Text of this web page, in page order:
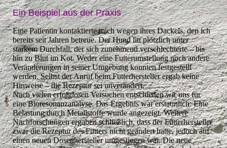
Ein Beispiel aus der Praxis
Eine Patientin kontaktierte mich wegen ihres Dackels, den ich
bereits seit Jahren betreue. Der Hund litt plötzlich unter
starkem Durchfall, der sich zunehmend verschlechterte – bis
hin zu Blut im Kot. Weder eine Futterumstellung noch andere
Veränderungen in seiner Umgebung konnten festgestellt
werden. Selbst der Anruf beim Futterhersteller ergab keine
Hinweise – die Rezeptur sei unverändert.
Nach vielen erfolglosen Versuchen entschieden wir uns für
eine Bioresonanzanalyse. Das Ergebnis war erstaunlich: Eine
Belastung durch Metallstoffe wurde angezeigt. Weitere
Nachforschungen ergaben schließlich, dass der Futterhersteller
zwar die Rezeptur des Futters nicht geändert hatte, jedoch auf
einen neuen Dosenhersteller umgestiegen war. Die neue